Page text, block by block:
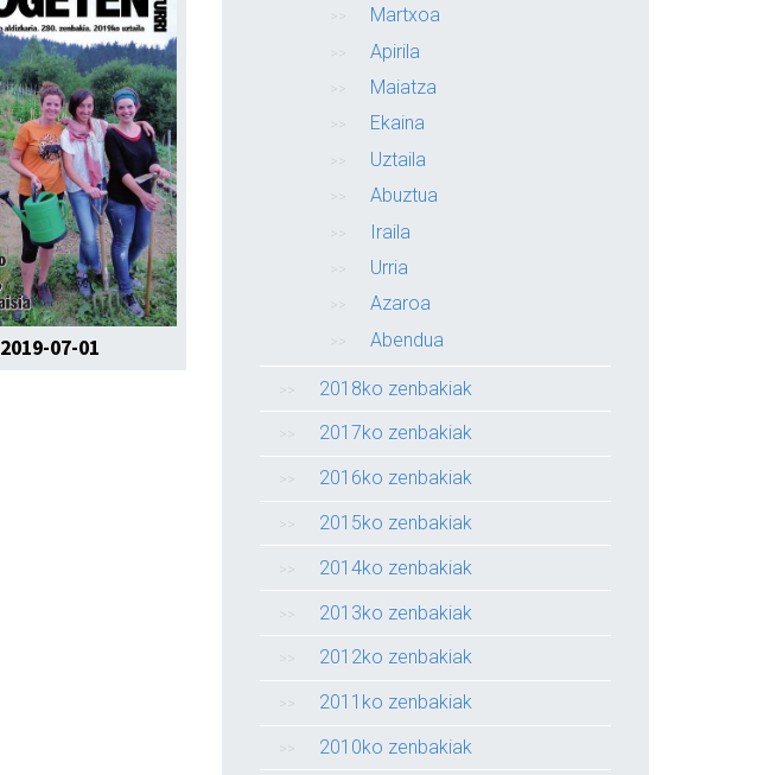
2019-07-01
Martxoa
Apirila
Maiatza
Ekaina
Uztaila
Abuztua
Iraila
Urria
Azaroa
Abendua
2018ko zenbakiak
2017ko zenbakiak
2016ko zenbakiak
2015ko zenbakiak
2014ko zenbakiak
2013ko zenbakiak
2012ko zenbakiak
2011ko zenbakiak
2010ko zenbakiak